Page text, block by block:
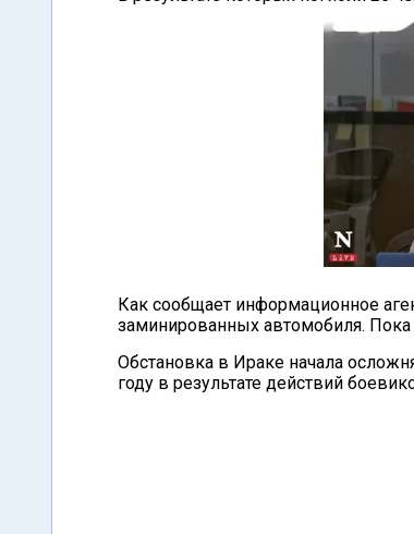
Как сообщает информационное
заминированных автомобиля. Пока
Обстановка в Ираке начала
году в результате действий